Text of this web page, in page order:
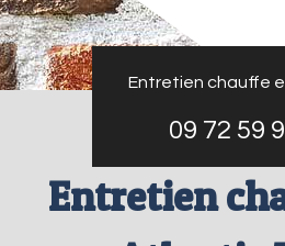
Entretien chauffe
09 72 59
Entretien